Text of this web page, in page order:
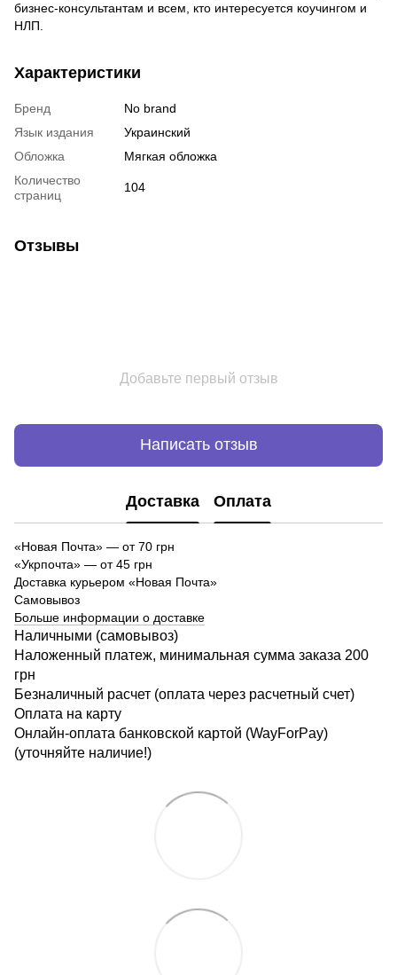
бизнес-консультантам и всем, кто интересуется коучингом и
НЛП.
Характеристики
Бренд
No brand
Язык издания
Украинский
Обложка
Мягкая обложка
Количество
страниц
104
Отзывы
Добавьте первый отзыв
Написать отзыв
Доставка Оплата
«Новая Почта» — от 70 грн
«Укрпочта» — от 45 грн
Доставка курьером «Новая Почта»
Самовывоз
Больше информации о доставке
Наличными (самовывоз)
Наложенный платеж, минимальная сумма заказа 200
грн
Безналичный расчет (оплата через расчетный счет)
Оплата на карту
Онлайн-оплата банковской картой (WayForPay)
(уточняйте наличие!)